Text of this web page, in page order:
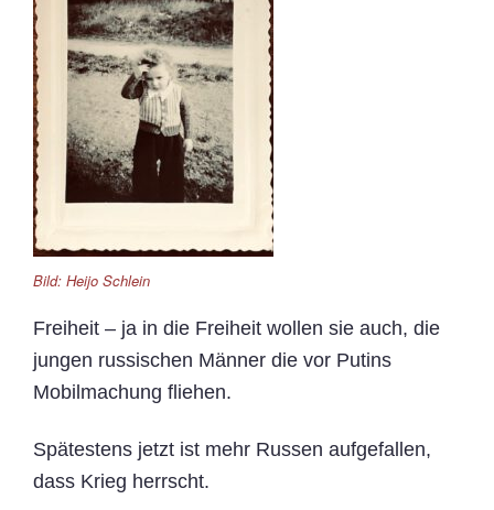
Bild: Heijo Schlein
Freiheit – ja in die Freiheit wollen sie auch, die
jungen russischen Männer die vor Putins
Mobilmachung fliehen.
Spätestens jetzt ist mehr Russen aufgefallen,
dass Krieg herrscht.